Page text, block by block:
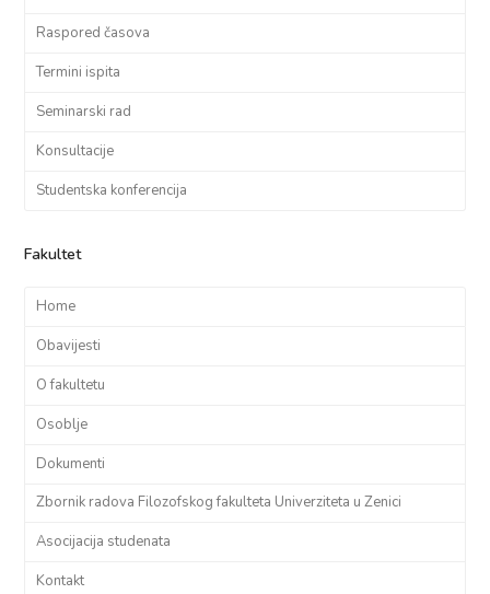
Raspored časova
Termini ispita
Seminarski rad
Konsultacije
Studentska konferencija
Fakultet
Home
Obavijesti
O fakultetu
Osoblje
Dokumenti
Zbornik radova Filozofskog fakulteta Univerziteta u Zenici
Asocijacija studenata
Kontakt